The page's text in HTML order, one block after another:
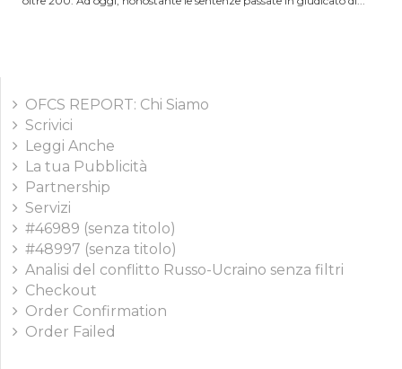
OFCS REPORT: Chi Siamo
Scrivici
Leggi Anche
La tua Pubblicità
Partnership
Servizi
#46989 (senza titolo)
#48997 (senza titolo)
Analisi del conflitto Russo-Ucraino senza filtri
Checkout
Order Confirmation
Order Failed